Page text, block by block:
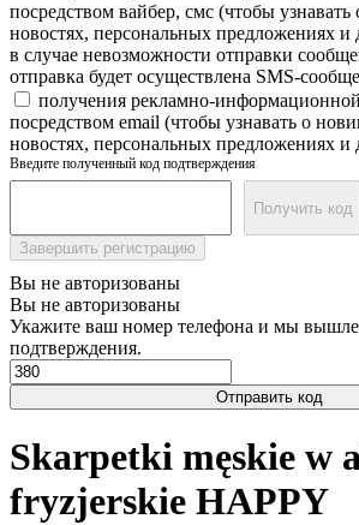
посредством вайбер, смс (чтобы
новостях, персональных предложениях и
в случае невозможности отправки
отправка будет осуществлена SMS-
получения рекламно-
посредством email (чтобы узнавать о
новостях, персональных предложениях и
Введите полученный код подтверждения
Получить код
Завершить регистрацию
Вы не авторизованы
Вы не авторизованы
Укажите ваш номер телефона и мы
подтверждения.
Отправить код
Skarpetki męskie w
fryzjerskie HAPPY